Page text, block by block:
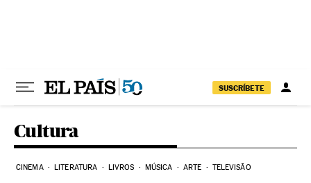
SUSCRÍBETE
Cultura
CINEMA LITERATURA LIVROS MÚSICA ARTE TELEVISÃO